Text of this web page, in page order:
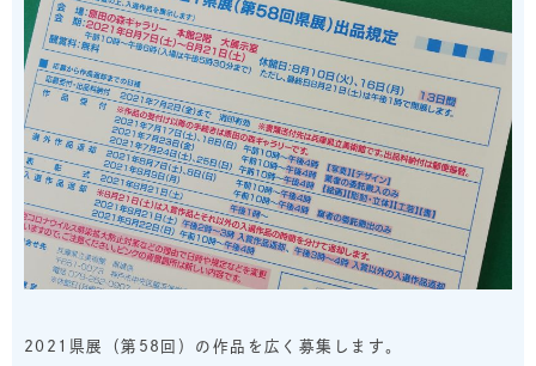
2021県展（第58回）の作品を広く募集します。